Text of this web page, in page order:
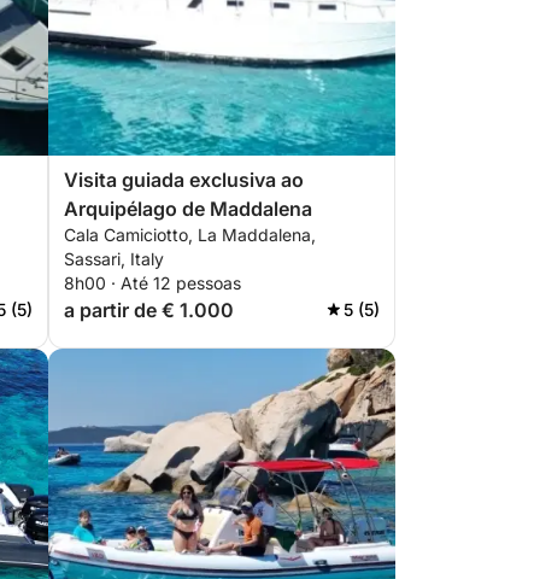
(5)
Visita guiada exclusiva ao
Arquipélago de Maddalena
Cala Camiciotto, La Maddalena,
Sassari, Italy
8h00 · Até 12 pessoas
a partir de € 1.000 5 (5)